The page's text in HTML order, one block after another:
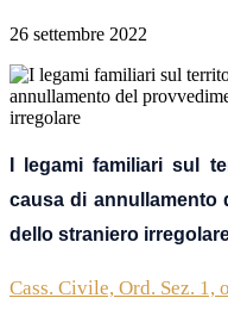
26 settembre 2022
I legami familiari sul
causa di annullamento
dello straniero
Cass. Civile, Ord. Sez. 1,